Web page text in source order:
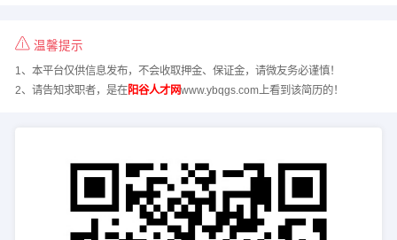
温馨提示
1、本平台仅供信息发布，不会收取押金、保证金，请微友务必谨慎！
2、请告知求职者，是在阳谷人才网www.ybqgs.com上看到该简历的！